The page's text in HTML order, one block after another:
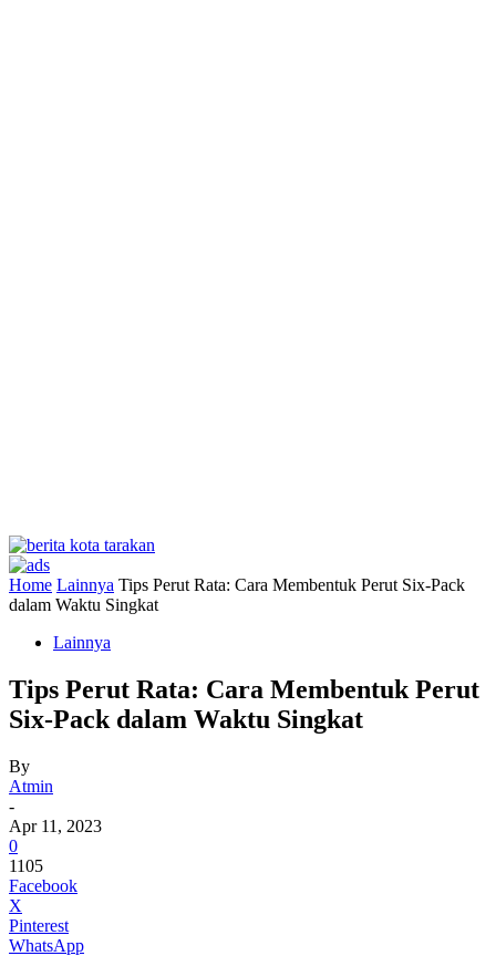
Home Lainnya Tips Perut Rata: Cara Membentuk Perut Six-Pack
dalam Waktu Singkat
Lainnya
Tips Perut Rata: Cara Membentuk Perut
Six-Pack dalam Waktu Singkat
By
Atmin
-
Apr 11, 2023
0
1105
Facebook
X
Pinterest
WhatsApp